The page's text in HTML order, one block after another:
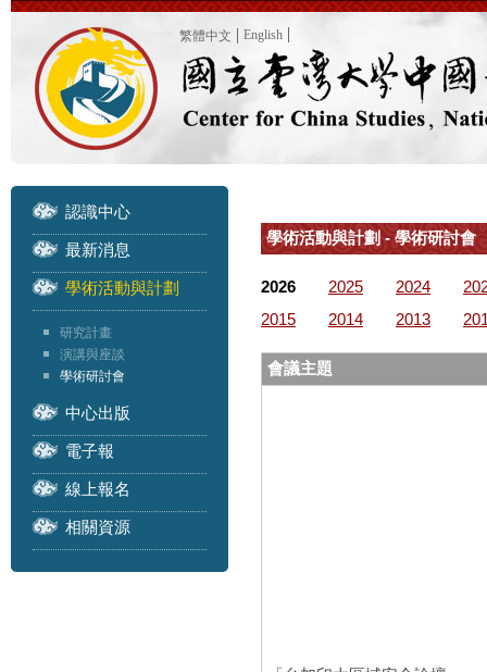
繁體中文 English
認識中心
最新消息
學術活動與計劃
研究計畫
演講與座談
學術研討會
中心出版
電子報
線上報名
相關資源
學術活動與計劃 - 學術研討會
2026 2025 2024
2015
2014 2013
會議主題